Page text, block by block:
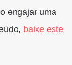
engajar uma
baixe este